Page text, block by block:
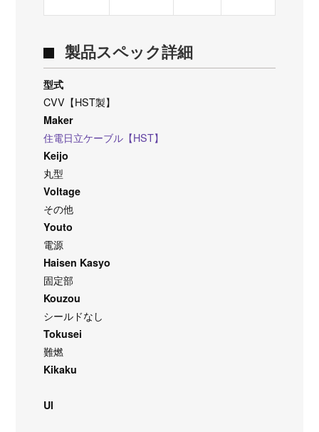
製品スペック詳細
型式
CVV【HST製】
Maker
住電日立ケーブル【HST】
Keijo
丸型
Voltage
その他
Youto
電源
Haisen Kasyo
固定部
Kouzou
シールドなし
Tokusei
難燃
Kikaku
Ul